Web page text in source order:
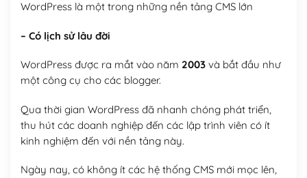
WordPress là một trong những nền tảng CMS lớn
– Có lịch sử lâu đời
WordPress được ra mắt vào năm 2003và bắt đầu như
một công cụ cho các blogger.
Qua thời gian WordPress đã nhanh chóng phát triển,
thu hút các doanh nghiệp đến các lập trình viên có ít
kinh nghiệm đến với nền tảng này.
Ngày nay, có không ít các hệ thống CMS mới mọc lên,